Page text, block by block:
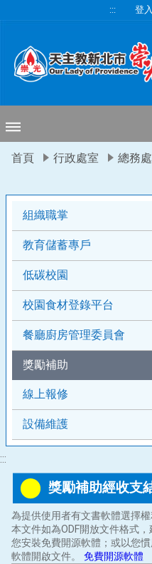
移至網頁之主要內容區位置
::: 登入
首頁 行政處室 總務處
組織職掌
教育儲蓄專戶
低碳校園
校園食材登錄平台
餐廳廚房管理委員會
獎勵補助
線上報修
設備維護
:::
獎勵補助經收支
為提供使用者有文書軟體選擇權
本文件如為ODF開放文件格式，
您安裝免費開源軟體；或以您
軟體開啟文件。 免費開源軟體